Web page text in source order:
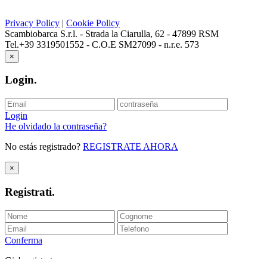
Privacy Policy | Cookie Policy
Scambiobarca S.r.l. - Strada la Ciarulla, 62 - 47899 RSM
Tel.+39 3319501552 - C.O.E SM27099 - n.r.e. 573
×
Login.
Login
He olvidado la contraseña?
No estás registrado? REGISTRATE AHORA
×
Registrati.
Conferma